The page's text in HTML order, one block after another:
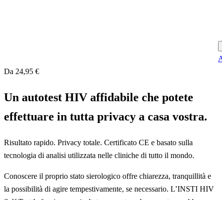
Da 24,95 €
Un autotest HIV affidabile che potete
effettuare in tutta privacy a casa vostra.
Risultato rapido. Privacy totale. Certificato CE e basato sulla
tecnologia di analisi utilizzata nelle cliniche di tutto il mondo.
Conoscere il proprio stato sierologico offre chiarezza, tranquillità e
la possibilità di agire tempestivamente, se necessario. L’INSTI HIV